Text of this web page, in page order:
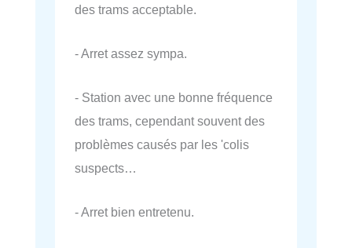
des trams acceptable.
- Arret assez sympa.
- Station avec une bonne fréquence
des trams, cependant souvent des
problèmes causés par les 'colis
suspects…
- Arret bien entretenu.